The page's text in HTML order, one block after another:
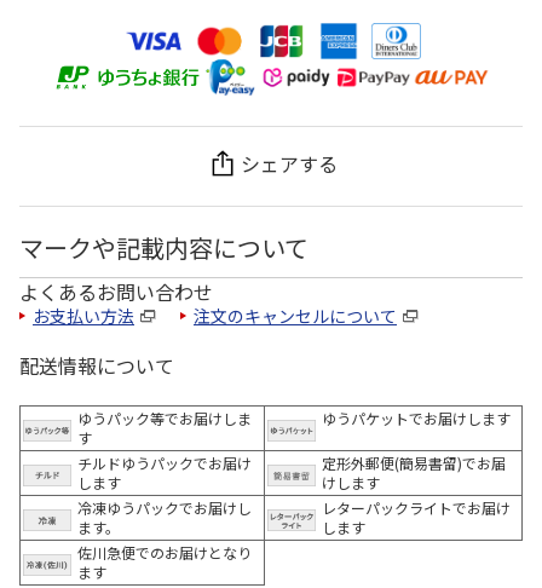
シェアする
マークや記載内容について
よくあるお問い合わせ
お支払い方法 注文のキャンセルについて
配送情報について
ゆうパック等でお届けしま
す
ゆうパケットでお届けします
チルドゆうパックでお届け
します
定形外郵便(簡易書留)でお届
けします
冷凍ゆうパックでお届けし
ます。
レターパックライトでお届け
します
佐川急便でのお届けとなり
ます